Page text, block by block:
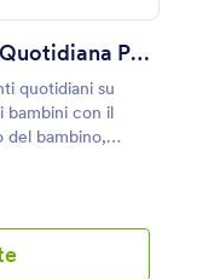
Modulo Di Segnalazione Quotidiana Per Neonati
quotidiani su
bambini con il
del bambino,
e servizi educativi
Jotform.